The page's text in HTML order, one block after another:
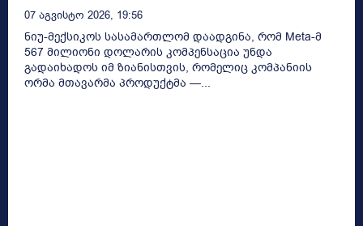
07 Აგვისტო 2026, 19:56
ნიუ-მექსიკოს სასამართლომ დაადგინა, რომ Meta-მ
567 მილიონი დოლარის კომპენსაცია უნდა
გადაიხადოს იმ ზიანისთვის, რომელიც კომპანიის
ორმა მთავარმა პროდუქტმა —...